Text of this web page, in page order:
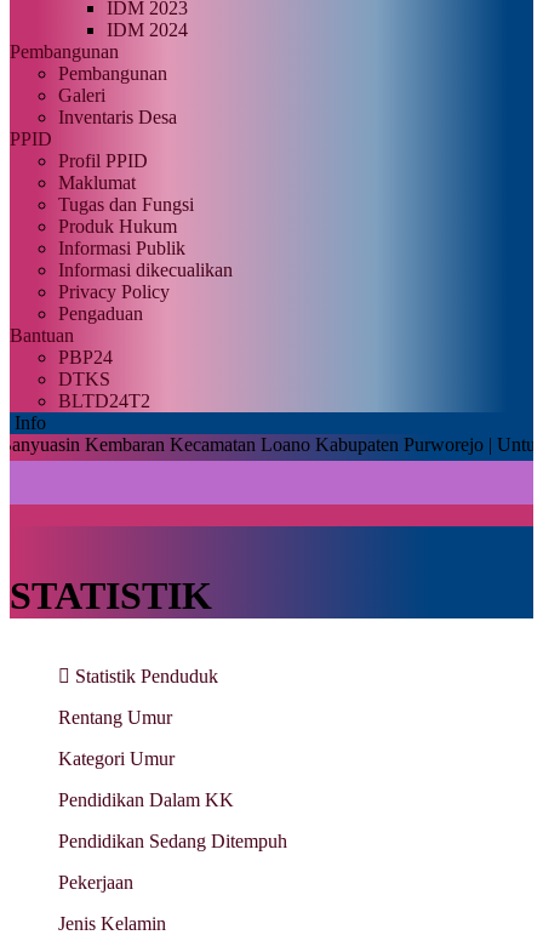
IDM 2023
IDM 2024
Pembangunan
Pembangunan
Galeri
Inventaris Desa
PPID
Profil PPID
Maklumat
Tugas dan Fungsi
Produk Hukum
Informasi Publik
Informasi dikecualikan
Privacy Policy
Pengaduan
Bantuan
PBP24
DTKS
BLTD24T2
Info
Kecamatan Loano Kabupaten Purworejo |Untuk dapat
STATISTIK
Statistik Penduduk
Rentang Umur
Kategori Umur
Pendidikan Dalam KK
Pendidikan Sedang Ditempuh
Pekerjaan
Jenis Kelamin